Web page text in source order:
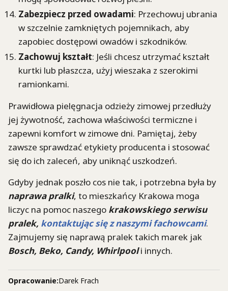
Zabezpiecz przed owadami: Przechowuj ubrania
w szczelnie zamkniętych pojemnikach, aby
zapobiec dostępowi owadów i szkodników.
Zachowuj kształt: Jeśli chcesz utrzymać kształt
kurtki lub płaszcza, użyj wieszaka z szerokimi
ramionkami.
Prawidłowa pielęgnacja odzieży zimowej przedłuży
jej żywotność, zachowa właściwości termiczne i
zapewni komfort w zimowe dni. Pamiętaj, żeby
zawsze sprawdzać etykiety producenta i stosować
się do ich zaleceń, aby uniknąć uszkodzeń.
Gdyby jednak poszło cos nie tak, i potrzebna była by
naprawa pralki, to mieszkańcy Krakowa moga
liczyc na pomoc naszego krakowskiego serwisu
pralek, kontaktując się z naszymi fachowcami.
Zajmujemy się naprawą pralek takich marek jak
Bosch, Beko, Candy, Whirlpooli innych.
Opracowanie:Darek Frach